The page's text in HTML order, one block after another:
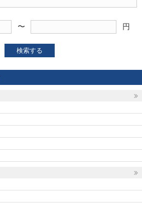
〜 円
検索する